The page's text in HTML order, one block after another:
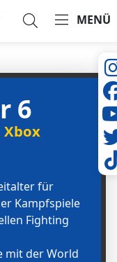
MENÜ
6
Xbox
für
Kampfspiele
Fighting
mit der World